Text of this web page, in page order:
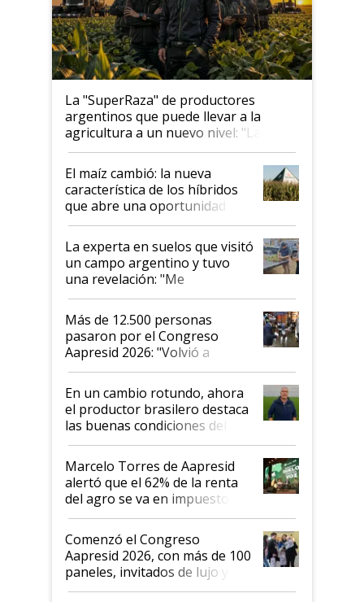
La "SuperRaza" de productores
argentinos que puede llevar a la
agricultura a un nuevo nivel: "Las
posibilidades de crecimiento son
infinitas"
El maíz cambió: la nueva
característica de los híbridos
que abre una oportunidad en
el lote
La experta en suelos que visitó
un campo argentino y tuvo
una revelación: "Me
impresionó mucho"
Más de 12.500 personas
pasaron por el Congreso
Aapresid 2026: "Volvió a
demostrar que hablar del
suelo es hablar de todo el
sistema productivo"
En un cambio rotundo, ahora
el productor brasilero destaca
las buenas condiciones del
agro argentino para invertir:
"Los veo más motivados"
Marcelo Torres de Aapresid
alertó que el 62% de la renta
del agro se va en impuestos:
"No es bueno que en
Argentina se sigan discutiendo
las mismas cosas de hace 50
años"
Comenzó el Congreso
Aapresid 2026, con más de 100
paneles, invitados de lujo y
todas las tendencias